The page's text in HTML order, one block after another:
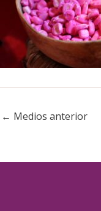
← Medios anterior